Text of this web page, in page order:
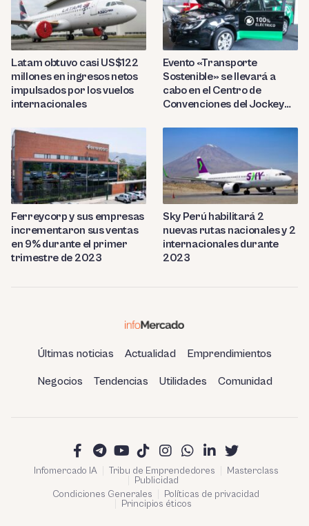
Latam obtuvo casi US$122
millones en ingresos netos
impulsados por los vuelos
internacionales
Evento «Transporte
Sostenible» se llevará a
cabo en el Centro de
Convenciones del Jockey
Ferreycorp y sus empresas
incrementaron sus ventas
en 9% durante el primer
trimestre de 2023
Sky Perú habilitará 2
nuevas rutas nacionales y 2
internacionales durante
2023
Últimas noticias Actualidad Emprendimientos
Negocios Tendencias Utilidades Comunidad
Infomercado IA Tribu de Emprendedores
Masterclass
Publicidad
Condiciones Generales
Políticas de privacidad
Principios éticos